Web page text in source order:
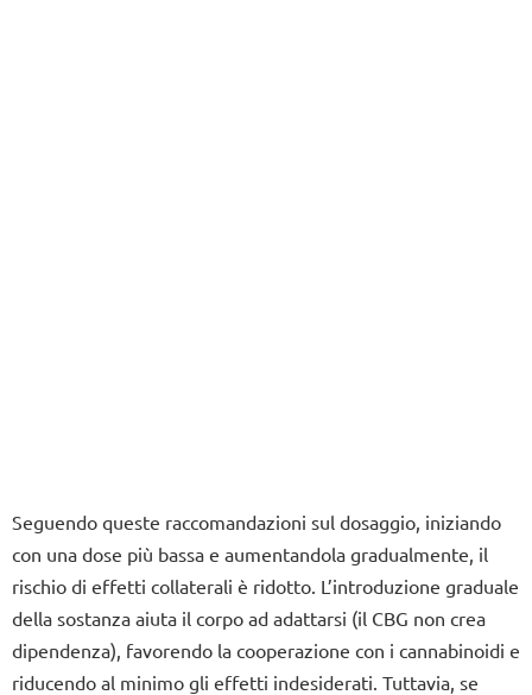
Seguendo queste raccomandazioni sul dosaggio, iniziando
con una dose più bassa e aumentandola gradualmente, il
rischio di effetti collaterali è ridotto. L’introduzione graduale
della sostanza aiuta il corpo ad adattarsi (il CBG non crea
dipendenza), favorendo la cooperazione con i cannabinoidi e
riducendo al minimo gli effetti indesiderati. Tuttavia, se